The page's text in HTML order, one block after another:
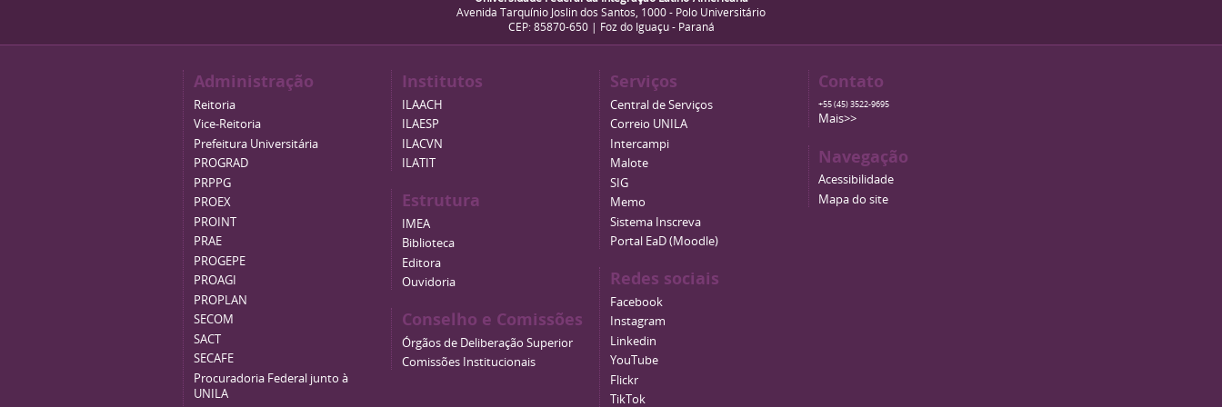
Avenida Tarquínio Joslin dos Santos, 1000 - Polo Universitário
CEP: 85870-650 | Foz do Iguaçu - Paraná
Administração
Reitoria
Vice-Reitoria
Prefeitura Universitária
PROGRAD
PRPPG
PROEX
PROINT
PRAE
PROGEPE
PROAGI
PROPLAN
SECOM
SACT
SECAFE
Procuradoria Federal junto à
UNILA
Institutos
ILAACH
ILAESP
ILACVN
ILATIT
Estrutura
IMEA
Biblioteca
Editora
Ouvidoria
Conselho e Comissões
Órgãos de Deliberação Superior
Comissões Institucionais
Serviços
Central de Serviços
Correio UNILA
Intercampi
Malote
SIG
Memo
Sistema Inscreva
Portal EaD (Moodle)
Redes sociais
Facebook
Instagram
Linkedin
YouTube
Flickr
TikTok
Contato
+55 (45) 3522-9695
Mais>>
Navegação
Acessibilidade
Mapa do site